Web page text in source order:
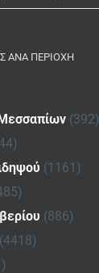
ΑΝΆ ΠΕΡΙΟΧΉ
(392)
(1161)
(886)
(4418)